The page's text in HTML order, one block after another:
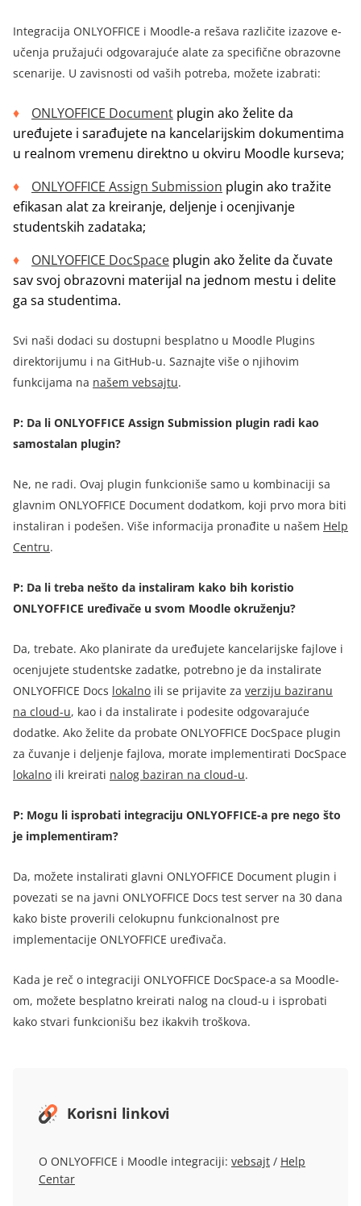
Integracija ONLYOFFICE i Moodle-a rešava različite izazove e-
učenja pružajući odgovarajuće alate za specifične obrazovne
scenarije. U zavisnosti od vaših potreba, možete izabrati:
ONLYOFFICE Document plugin ako želite da
uređujete i sarađujete na kancelarijskim dokumentima
u realnom vremenu direktno u okviru Moodle kurseva;
ONLYOFFICE Assign Submission plugin ako tražite
efikasan alat za kreiranje, deljenje i ocenjivanje
studentskih zadataka;
ONLYOFFICE DocSpace plugin ako želite da čuvate
sav svoj obrazovni materijal na jednom mestu i delite
ga sa studentima.
Svi naši dodaci su dostupni besplatno u Moodle Plugins
direktorijumu i na GitHub-u. Saznajte više o njihovim
funkcijama na našem vebsajtu.
P: Da li ONLYOFFICE Assign Submission plugin radi kao
samostalan plugin?
Ne, ne radi. Ovaj plugin funkcioniše samo u kombinaciji sa
glavnim ONLYOFFICE Document dodatkom, koji prvo mora biti
instaliran i podešen. Više informacija pronađite u našem Help
Centru.
P: Da li treba nešto da instaliram kako bih koristio
ONLYOFFICE uređivače u svom Moodle okruženju?
Da, trebate. Ako planirate da uređujete kancelarijske fajlove i
ocenjujete studentske zadatke, potrebno je da instalirate
ONLYOFFICE Docs lokalno ili se prijavite za verziju baziranu
na cloud-u, kao i da instalirate i podesite odgovarajuće
dodatke. Ako želite da probate ONLYOFFICE DocSpace plugin
za čuvanje i deljenje fajlova, morate implementirati DocSpace
lokalno ili kreirati nalog baziran na cloud-u.
P: Mogu li isprobati integraciju ONLYOFFICE-a pre nego što
je implementiram?
Da, možete instalirati glavni ONLYOFFICE Document plugin i
povezati se na javni ONLYOFFICE Docs test server na 30 dana
kako biste proverili celokupnu funkcionalnost pre
implementacije ONLYOFFICE uređivača.
Kada je reč o integraciji ONLYOFFICE DocSpace-a sa Moodle-
om, možete besplatno kreirati nalog na cloud-u i isprobati
kako stvari funkcionišu bez ikakvih troškova.
Korisni linkovi
O ONLYOFFICE i Moodle integraciji: vebsajt / Help
Centar